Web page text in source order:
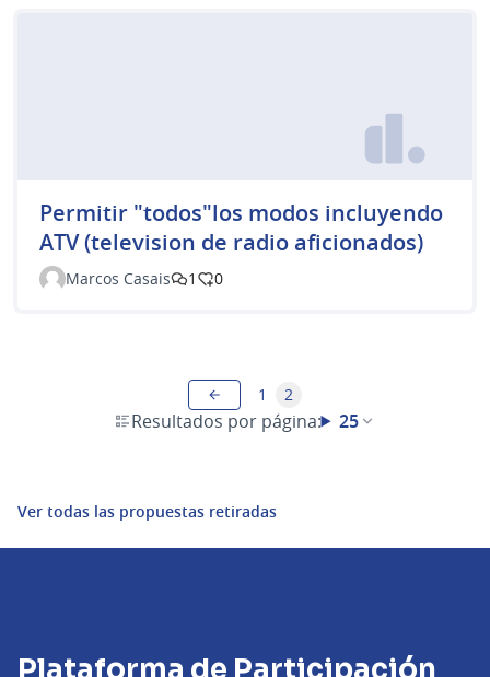
Permitir "todos"los modos incluyendo
ATV (television de radio aficionados)
Marcos Casais 1 0
Resultados por página: 25
1 2
Ver todas las propuestas retiradas